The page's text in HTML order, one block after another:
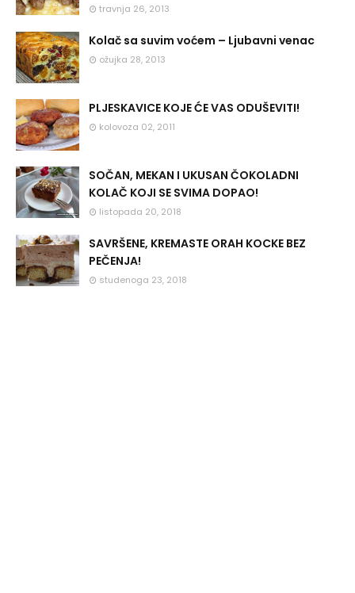
travnja 26, 2013
Kolač sa suvim voćem – Ljubavni venac
ožujka 28, 2013
PLJESKAVICE KOJE ĆE VAS ODUŠEVITI!
kolovoza 02, 2011
SOČAN, MEKAN I UKUSAN ČOKOLADNI
KOLAČ KOJI SE SVIMA DOPAO!
listopada 20, 2018
SAVRŠENE, KREMASTE ORAH KOCKE BEZ
PEČENJA!
studenoga 23, 2018